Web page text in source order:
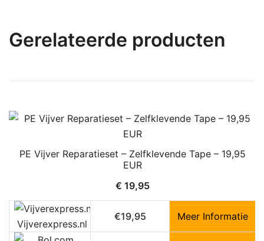
Gerelateerde producten
PE Vijver Reparatieset – Zelfklevende Tape – 19,95
EUR
€ 19,95
Vijverexpress.nl
€19,95 Meer Informatie